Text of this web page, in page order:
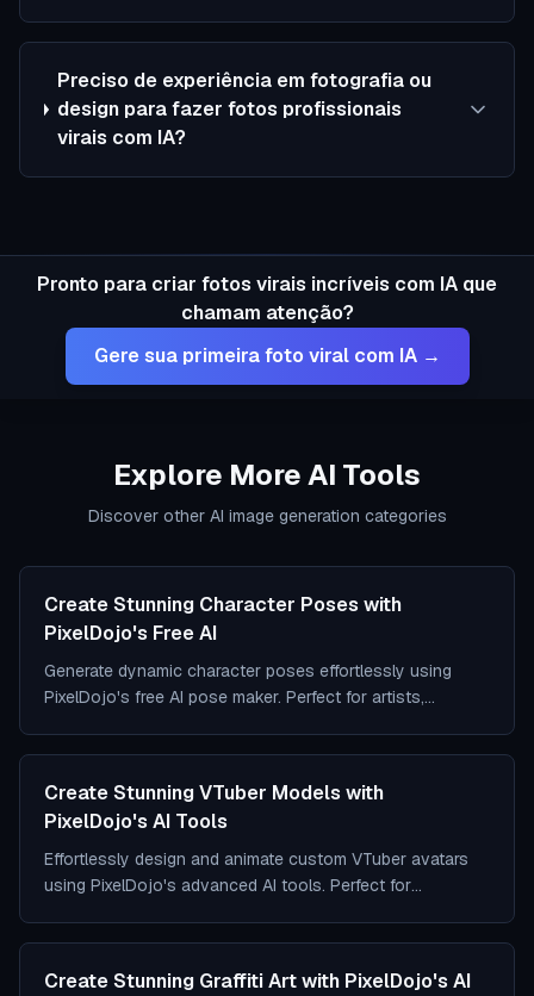
Preciso de experiência em fotografia ou
design para fazer fotos profissionais
virais com IA?
Pronto para criar fotos virais incríveis com IA que
chamam atenção?
Gere sua primeira foto viral com IA →
Explore More AI Tools
Discover other AI image generation categories
Create Stunning Character Poses with
PixelDojo's Free AI
Generate dynamic character poses effortlessly using
PixelDojo's free AI pose maker. Perfect for artists,
Create Stunning VTuber Models with
PixelDojo's AI Tools
Effortlessly design and animate custom VTuber avatars
using PixelDojo's advanced AI tools. Perfect for
Create Stunning Graffiti Art with PixelDojo's AI